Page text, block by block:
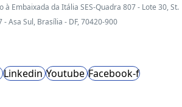
à Embaixada da Itália SES-Quadra 807 - Lote 30, St.
- Asa Sul, Brasília - DF, 70420-900
Linkedin Youtube Facebook-f